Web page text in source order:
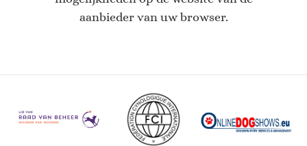
aanbieder van uw browser.